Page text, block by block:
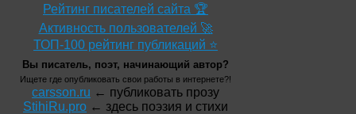
Рейтинг писателей сайта 🏆
Активность пользователей 🚀
ТОП-100 рейтинг публикаций ⭐
Вы писатель, поэт, начинающий автор?
Ищете где опубликовать свои работы в интернете?!
carsson.ru ← публиковать прозу
StihiRu.pro ← здесь поэзия и стихи